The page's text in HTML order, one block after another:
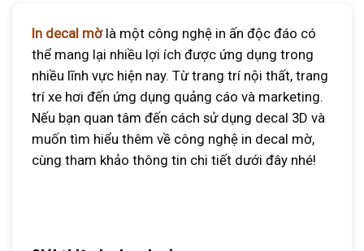
In decal mờlà một công nghệ in ấn độc đáo có
thể mang lại nhiều lợi ích được ứng dụng trong
nhiều lĩnh vực hiện nay. Từ trang trí nội thất, trang
trí xe hơi đến ứng dụng quảng cáo và marketing.
Nếu bạn quan tâm đến cách sử dụng decal 3D và
muốn tìm hiểu thêm về công nghệ in decal mờ,
cùng tham khảo thông tin chi tiết dưới đây nhé!